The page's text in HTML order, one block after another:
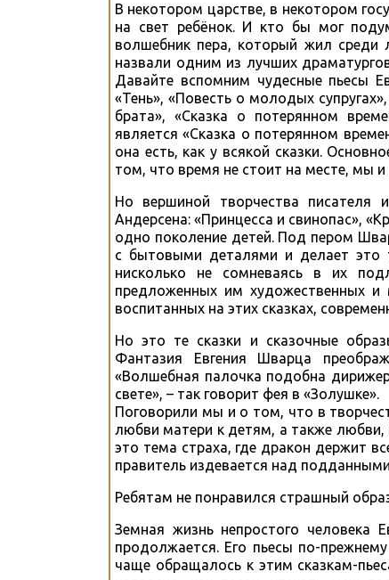
В некотором царстве, в некотором
на свет ребёнок. И кто бы мог
волшебник пера, который жил
назвали одним из лучших
Давайте вспомним чудесные пьесы
«Тень», «Повесть о молодых
брата», «Сказка о потерянном
является «Сказка о потерянном
она есть, как у всякой сказки.
том, что время не стоит на месте, мы
Но вершиной творчества писателя
Андерсена: «Принцесса и свинопас»,
одно поколение детей. Под пером
с бытовыми деталями и делает это
нисколько не сомневаясь в их
предложенных им художественных и
воспитанных на этих сказках,
Но это те сказки и сказочные
Фантазия Евгения Шварца
«Волшебная палочка подобна
свете», – так говорит фея в «Золушке».
Поговорили мы и о том, что в
любви матери к детям, а также любви,
это тема страха, где дракон держит
правитель издевается над
Ребятам не понравился страшный
Земная жизнь непростого человека
продолжается. Его пьесы по-
чаще обращалось к этим сказкам-